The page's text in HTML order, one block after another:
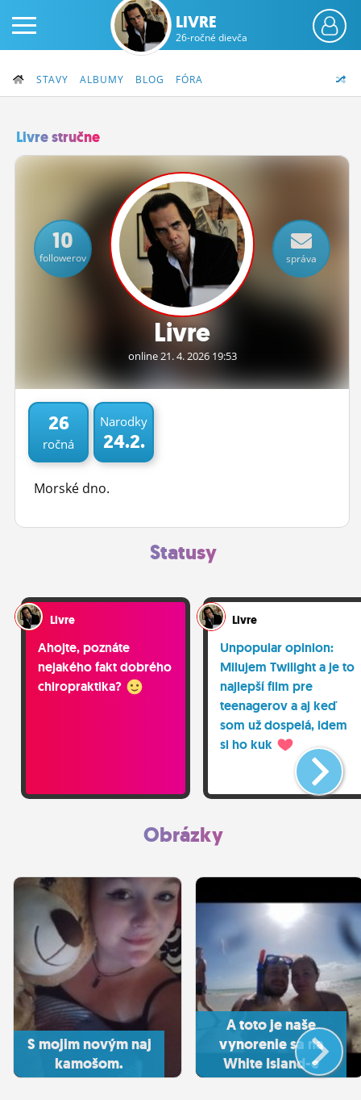
PRIHLÁS SA
ČINŽIAK
FÓRUM
STATUSY
ĽUDIA
MÔJ PROFIL
NASTAVENIA
ROLETA
LIVRE
26-ročné dievča
STAVY ALBUMY BLOG FÓRA
Livre stručne
Livre
online 21.4.2026 19:53
10
followerov správa
26
ročná
Narodky
24.2.
Morské dno.
Statusy
Livre
Ahojte, poznáte
nejakého fakt dobrého
chiropraktika?
Livre
Unpopular opinion:
Milujem Twilight a je to
najlepší film pre
teenagerov a aj keď
som už dospelá, idem
si ho kuk
Obrázky
S mojim novým naj
kamošom.
A toto je naše
vynorenie sa na
White Island-e